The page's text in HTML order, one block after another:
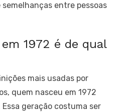
entre pessoas
1972 é de qual
mais usadas por
quem nasceu em 1972
geração costuma ser